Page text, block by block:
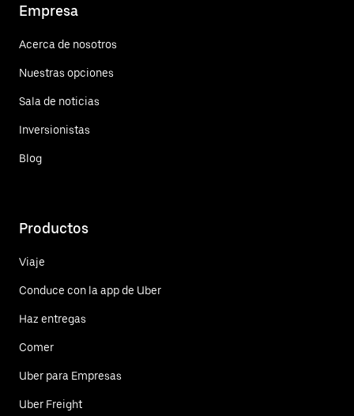
Empresa
Acerca de nosotros
Nuestras opciones
Sala de noticias
Inversionistas
Blog
Productos
Viaje
Conduce con la app de Uber
Haz entregas
Comer
Uber para Empresas
Uber Freight